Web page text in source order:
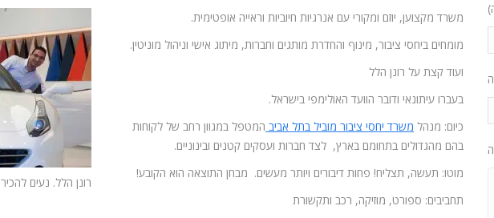
רונן הלל. נעים להכיר
משרד מקצוען, יוזם ומקורי עם אנרגיות חיוביות וראייה אופטימית.
מומחים ביחסי ציבור, מינוף והחדרת מותגים וחברות, מיתוג אישי וניהול מוניטין.
ועוד קצת על רונן הלל
בעברו עיתונאי ודובר הוועד האולימפי בישראל.
כיום: מנהל משרד יחסי ציבור מוביל בתל אביב המטפל במגוון רחב של לקוחות
בהם מהגדולים בתחומם בארץ, לצד חברות ועסקים קטנים ובינוניים.
מוטו: תעשה, תצליח! פחות דיבורים ויותר מעשים. מבחן התוצאה הוא הקובע!
תחביבים: ספורט, מוזיקה, רכב ותקשורת